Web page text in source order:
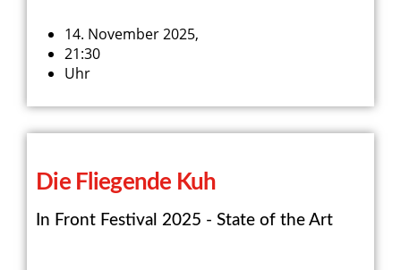
14. November 2025,
21:30
Uhr
Die Fliegende Kuh
In Front Festival 2025 - State of the Art